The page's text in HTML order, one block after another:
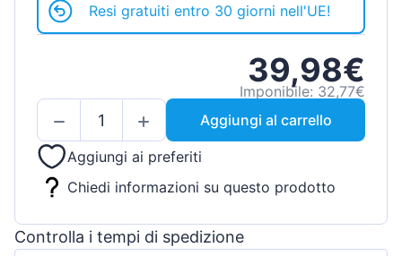
Resi gratuiti entro 30 giorni nell'UE!
39,98€
Imponibile: 32,77€
Aggiungi al carrello
Aggiungi ai preferiti
Chiedi informazioni su questo prodotto
Controlla i tempi di spedizione